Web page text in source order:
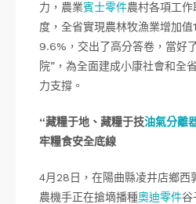
力，農業賓士零件農村各項工
度，全省實現農林牧漁業增加
9.6%，交出了高分答卷，當好
院”，為全面建成小康社會和全
力支撐。
“藏糧于地、藏糧于技油氣分離
牢糧食安全底線
4月28日，在陽曲縣凌井店鄉西
農機手正在搶墑播種奧迪零件谷